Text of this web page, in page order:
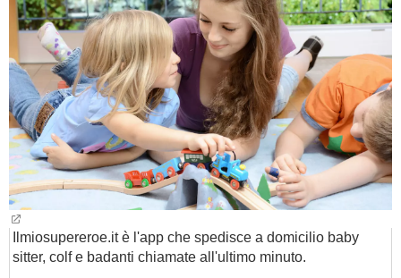
DIETA
GUIDE
FORUM
Ilmiosupereroe.it è l'app che spedisce a domicilio baby
sitter, colf e badanti chiamate all'ultimo minuto.